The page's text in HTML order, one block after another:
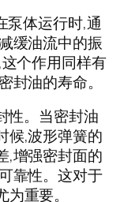
泵体运行时,通
缓油流中的振
个作用同样有
封油的寿命。
性。当密封油
候,波形弹簧的
,增强密封面的
靠性。这对于
重要。